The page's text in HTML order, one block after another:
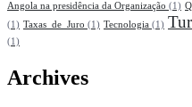
Angola na presidência da Organização (1)
(1) Taxas_de_Juro (1) Tecnologia (1)
(1)
Archives